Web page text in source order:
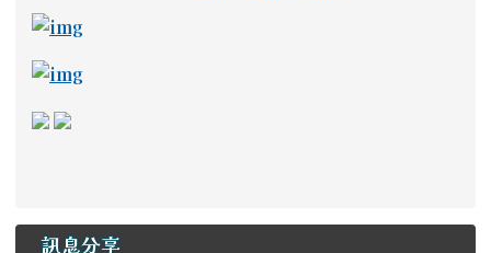
link to https://read.tn.edu.tw/ _blank
link to https://estdpassport.tn.edu.tw/
link to https://saaassessment.ntcu.edu.tw/
link to https://tbeerc.tn.edu.tw/ \_blank
訊息分享